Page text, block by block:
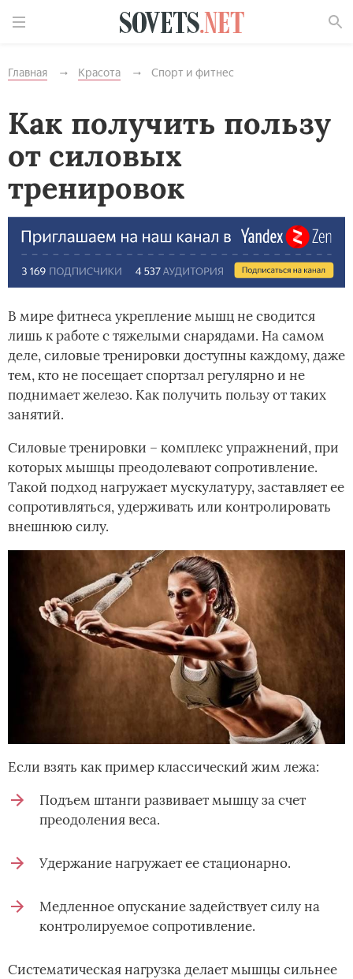
Главная Красота Спорт и фитнес
Как получить пользу
от силовых
тренировок
В мире фитнеса укрепление мышц не сводится
лишь к работе с тяжелыми снарядами. На самом
деле, силовые тренировки доступны каждому, даже
тем, кто не посещает спортзал регулярно и не
поднимает железо. Как получить пользу от таких
занятий.
Силовые тренировки – комплекс упражнений, при
которых мышцы преодолевают сопротивление.
Такой подход нагружает мускулатуру, заставляет ее
сопротивляться, удерживать или контролировать
внешнюю силу.
Если взять как пример классический жим лежа:
Подъем штанги развивает мышцу за счет
преодоления веса.
Удержание нагружает ее стационарно.
Медленное опускание задействует силу на
контролируемое сопротивление.
Систематическая нагрузка делает мышцы сильнее